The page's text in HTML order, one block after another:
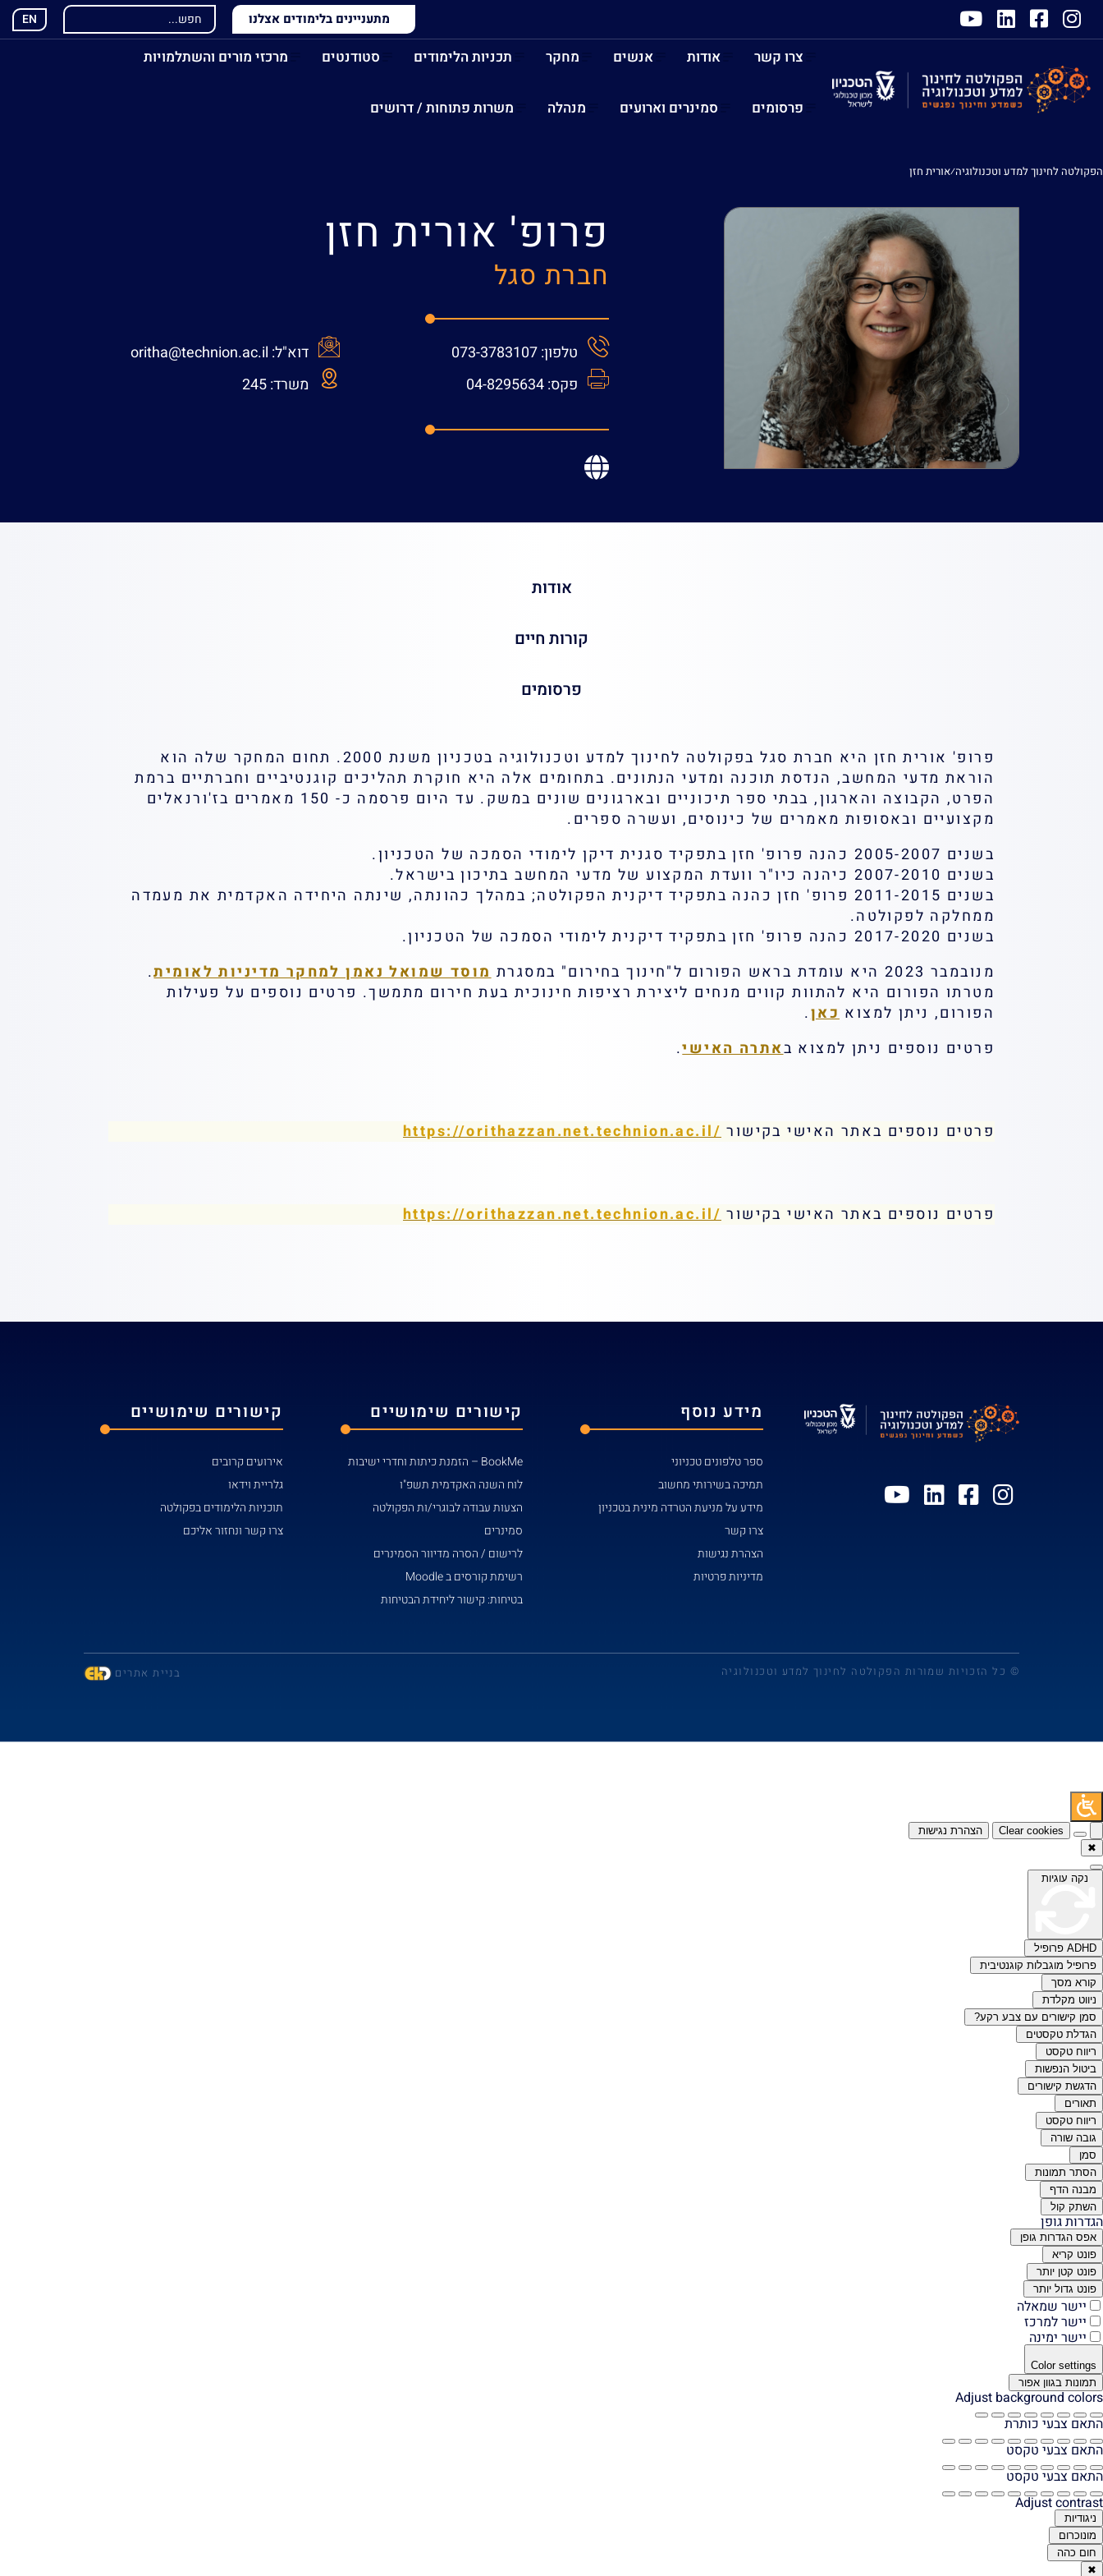
מתעניינים בלימודים אצלנו EN
צרו קשר אודות אנשים מחקר תכניות הלימודים סטודנטים מרכזי מורים והשתלמויות
פרסומים סמינרים וארועים מנהלה משרות פתוחות / דרושים
הפקולטה לחינוך למדע וטכנולוגיה⁄אורית חזן
פרופ' אורית חזן
חברת סגל
04-8295634
אודות
קורות חיים
פרסומים
פרופ' אורית חזן היא חברת סגל בפקולטה לחינוך למדע וטכנולוגיה בטכניון משנת 2000. תחום המחקר שלה הוא
הוראת מדעי המחשב, הנדסת תוכנה ומדעי הנתונים. בתחומים אלה היא חוקרת תהליכים קוגנטיביים וחברתיים ברמת
הפרט, הקבוצה והארגון, בבתי ספר תיכוניים ובארגונים שונים במשק. עד היום פרסמה כ- 150 מאמרים בז'ורנאלים
מקצועיים ובאסופות מאמרים של כינוסים, ועשרה ספרים.
בשנים 2005-2007 כהנה פרופ' חזן בתפקיד סגנית דיקן לימודי הסמכה של הטכניון.
בשנים 2007-2010 כיהנה כיו"ר וועדת המקצוע של מדעי המחשב בתיכון בישראל.
בשנים 2011-2015 פרופ' חזן כהנה בתפקיד דיקנית הפקולטה; במהלך כהונתה, שינתה היחידה האקדמית את מעמדה
ממחלקה לפקולטה.
בשנים 2017-2020 כהנה פרופ' חזן בתפקיד דיקנית לימודי הסמכה של הטכניון.
מנובמבר 2023 היא עומדת בראש הפורום ל"חינוך בחירום" במסגרת
מוסד שמואל נאמן למחקר מדיניות לאומית.
מטרתו הפורום היא להתוות קווים מנחים ליצירת רציפות חינוכית בעת חירום מתמשך. פרטים נוספים על פעילות
הפורום, ניתן למצוא כאן.
פרטים נוספים ניתן למצוא באתרה האישי.
פרטים נוספים באתר האישי בקישורhttps://orithazzan.net.technion.ac.il/
פרטים נוספים באתר האישי בקישורhttps://orithazzan.net.technion.ac.il/
מידע נוסף
ספר טלפונים טכניוני
תמיכה בשירותי מחשוב
מידע על מניעת הטרדה מינית בטכניון
צרו קשר
הצהרת נגישות
מדיניות פרטיות
קישורים שימושיים
BookMe – הזמנת כיתות וחדרי ישיבות
לוח השנה האקדמית תשפ"ו
הצעות עבודה לבוגרי/ות הפקולטה
סמינרים
לרישום / הסרה מדיוור הסמינרים
רשימת קורסים ב Moodle
בטיחות: קישור ליחידת הבטיחות
קישורים שימושיים
אירועים קרובים
גלריית וידאו
תוכניות הלימודים בפקולטה
צרו קשר ונחזור אליכם
© כל הזכויות שמורות הפקולטה לחינוך למדע וטכנולוגיה בניית אתרים
Clear cookies
הצהרת נגישות
✖
נקה עוגיות
ADHD פרופיל
פרופיל מוגבלות קוגנטיבית
קורא מסך
ניווט מקלדת
סמן קישורים עם צבע רקע?
הגדלת טקסטים
ריווח טקסט
ביטול הנפשות
הדגשת קישורים
תאורים
ריווח טקסט
גובה שורה
סמן
הסתר תמונות
מבנה הדף
השתק קול
הגדרות גופן
אפס הגדרות גופן
פונט קריא
פונט קטן יותר
פונט גדול יותר
יישר שמאלה
יישר למרכז
יישר ימינה
Color settings
תמונות בגוון אפור
Adjust background colors
התאם צבעי כותרת
התאם צבעי טקסט
התאם צבעי טקסט
Adjust contrast
ניגודיות
מונוכרום
חום כהה
✖